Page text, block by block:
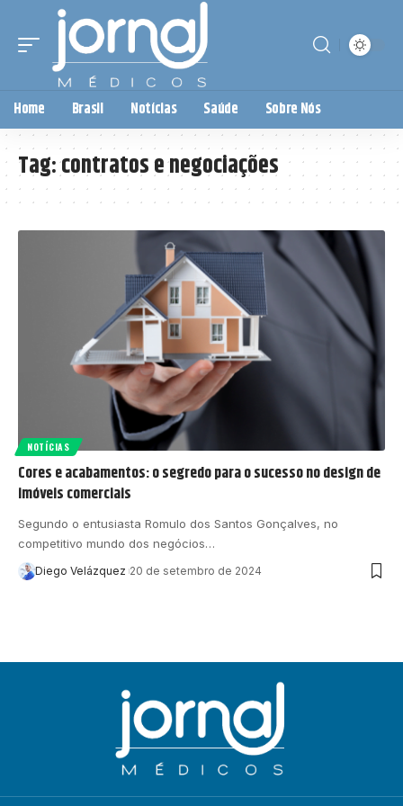
Home Brasil Notícias Saúde Sobre Nós
Tag:contratos e negociações
NOTÍCIAS
Cores e acabamentos: o segredo para o sucesso no design de
imóveis comerciais
Segundo o entusiasta Romulo dos Santos Gonçalves, no
competitivo mundo dos negócios…
Diego Velázquez 20 de setembro de 2024